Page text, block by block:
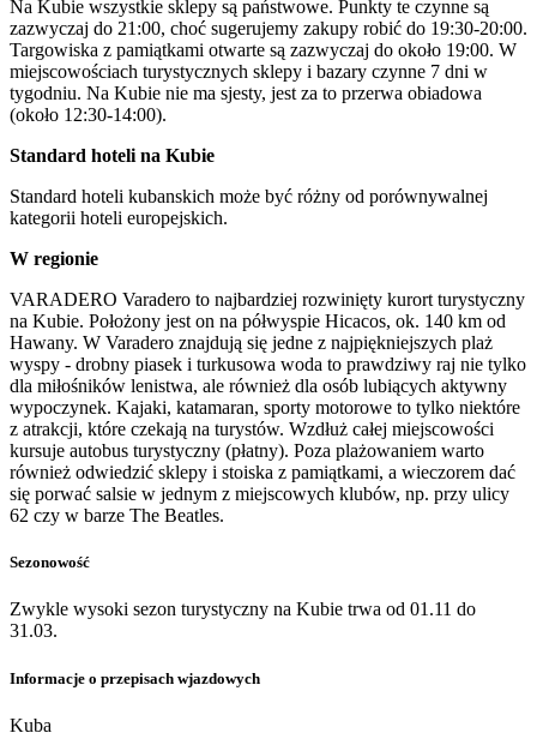
Na Kubie wszystkie sklepy są państwowe. Punkty te czynne są
zazwyczaj do 21:00, choć sugerujemy zakupy robić do 19:30-20:00.
Targowiska z pamiątkami otwarte są zazwyczaj do około 19:00. W
miejscowościach turystycznych sklepy i bazary czynne 7 dni w
tygodniu. Na Kubie nie ma sjesty, jest za to przerwa obiadowa
(około 12:30-14:00).
Standard hoteli na Kubie
Standard hoteli kubanskich może być różny od porównywalnej
kategorii hoteli europejskich.
W regionie
VARADERO Varadero to najbardziej rozwinięty kurort turystyczny
na Kubie. Położony jest on na półwyspie Hicacos, ok. 140 km od
Hawany. W Varadero znajdują się jedne z najpiękniejszych plaż
wyspy - drobny piasek i turkusowa woda to prawdziwy raj nie tylko
dla miłośników lenistwa, ale również dla osób lubiących aktywny
wypoczynek. Kajaki, katamaran, sporty motorowe to tylko niektóre
z atrakcji, które czekają na turystów. Wzdłuż całej miejscowości
kursuje autobus turystyczny (płatny). Poza plażowaniem warto
również odwiedzić sklepy i stoiska z pamiątkami, a wieczorem dać
się porwać salsie w jednym z miejscowych klubów, np. przy ulicy
62 czy w barze The Beatles.
Sezonowość
Zwykle wysoki sezon turystyczny na Kubie trwa od 01.11 do
31.03.
Informacje o przepisach wjazdowych
Kuba